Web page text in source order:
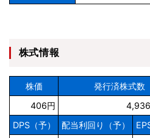
株式情報
株価 発行済株式数
406円
DPS（予）
配当利回り（予）